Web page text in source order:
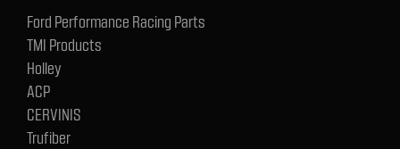
Ford Performance Racing Parts
TMI Products
Holley
ACP
CERVINIS
Trufiber